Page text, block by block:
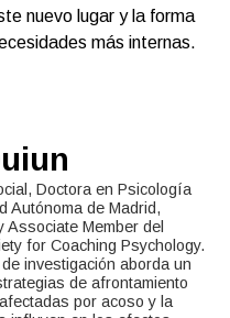
nuevo lugar y la forma
más internas.
Doctora en Psicología
Autónoma de Madrid,
Associate Member del
for Coaching Psychology.
investigación aborda un
de afrontamiento
por acoso y la